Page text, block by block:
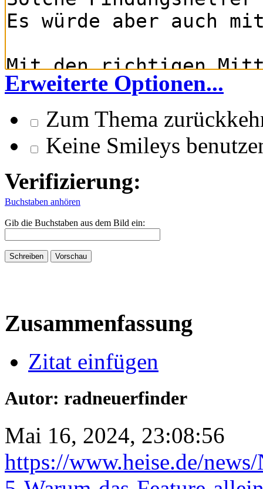
Erweiterte Optionen...
Zum Thema
Keine Smileys
Verifizierung:
Buchstaben anhören
Gib die Buchstaben aus dem Bild ein:
Zusammenfassung
Zitat einfügen
Autor: radneuerfinder
Mai 16, 2024, 23:08:56
https://www.heise.de/